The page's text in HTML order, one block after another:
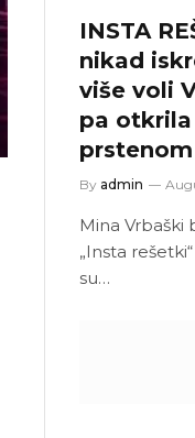
INSTA
nikad
više voli
pa
By admin
Mina Vrbaški
„Insta
su…